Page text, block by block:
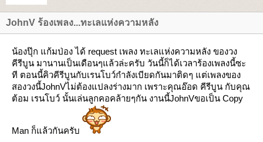
JohnV ร้องเพลง...ทะเลแห่งความหลัง
น้องปุ๊ก แก้มป่อง ได้ request เพลง ทะเลแห่งความหลัง ของวง
คีรีบูน มานานเป็นเดือนๆแล้วล่ะครับ วันนี้ก็ได้เวลาร้องเพลงนี้ซะ
ที ตอนนี้คิวคีรีบูนกับเรนโบว์กำลังเบียดกันมาติดๆ แต่เพลงของ
สองวงนี้JohnVไม่ต้องแปลงร่างมาก เพราะคุณอ๊อด คีรีบูน กับคุณ
ต้อม เรนโบว์ นั้นเล่นลูกคอคล้ายๆกัน งานนี้JohnVขอเป็น Copy
Man ก็แล้วกันครับ